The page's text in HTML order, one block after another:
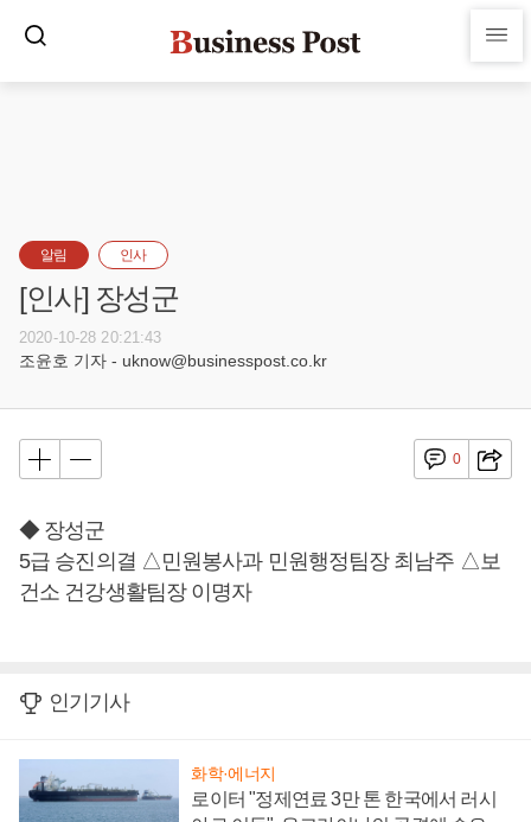
알림 인사
[인사] 장성군
2020-10-28 20:21:43
조윤호 기자 - uknow@businesspost.co.kr
0
◆ 장성군
5급 승진의결 △민원봉사과 민원행정팀장 최남주 △보
건소 건강생활팀장 이명자
인기기사
화학·에너지
로이터 "정제연료 3만 톤 한국에서 러시